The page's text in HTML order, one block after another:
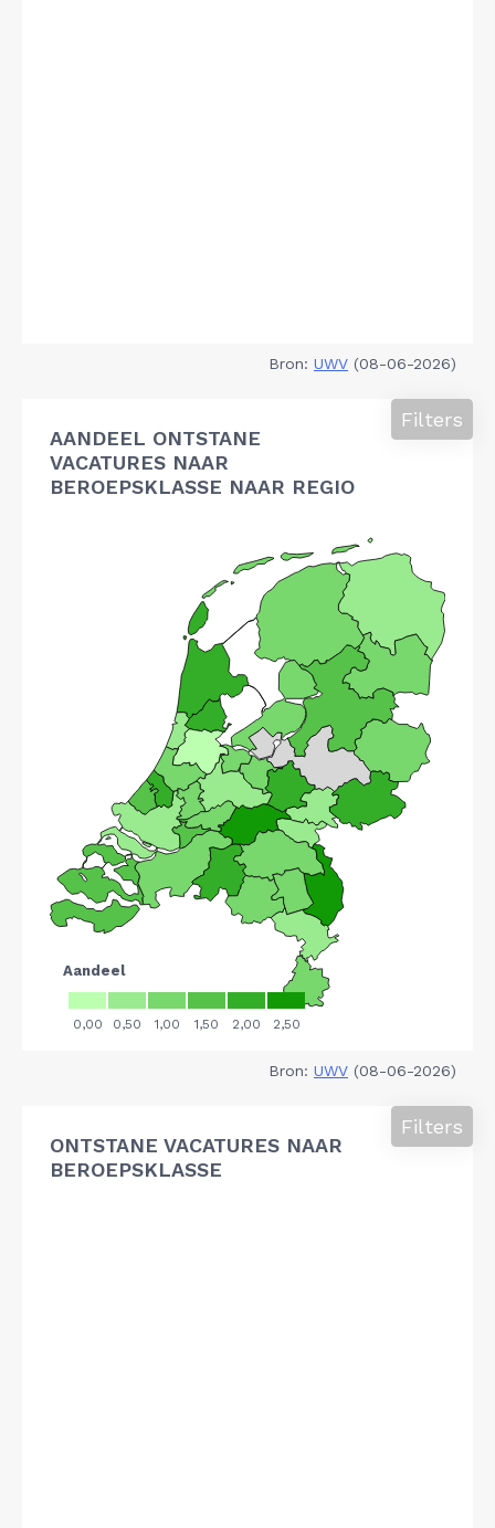
Bron: UWV (08-06-2026)
AANDEEL ONTSTANE
VACATURES NAAR
BEROEPSKLASSE NAAR REGIO
Filters
Bron: UWV (08-06-2026)
ONTSTANE VACATURES NAAR
BEROEPSKLASSE
Filters